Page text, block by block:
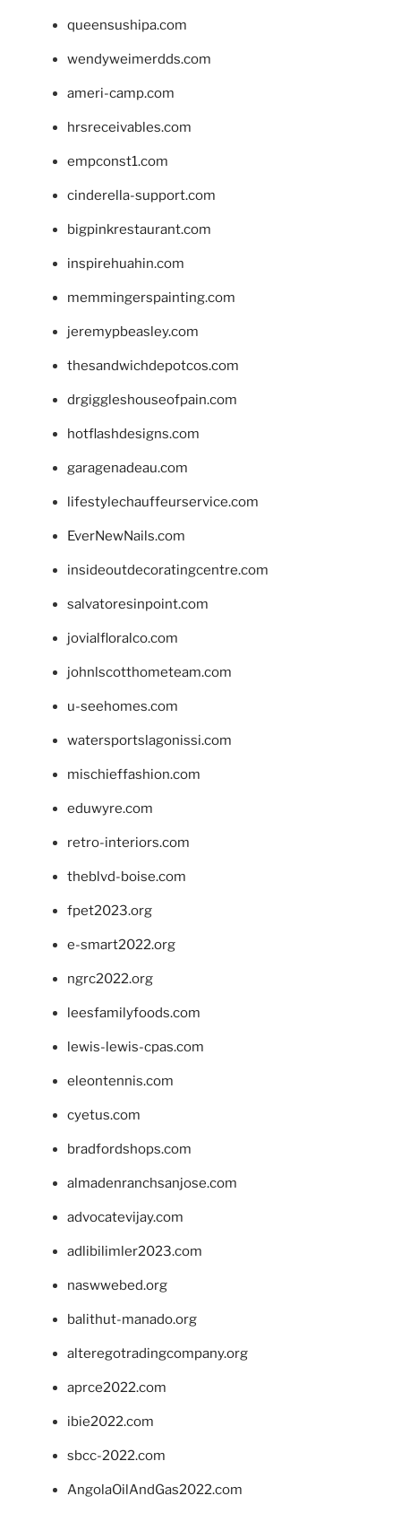
queensushipa.com
wendyweimerdds.com
ameri-camp.com
hrsreceivables.com
empconst1.com
cinderella-support.com
bigpinkrestaurant.com
inspirehuahin.com
memmingerspainting.com
jeremypbeasley.com
thesandwichdepotcos.com
drgiggleshouseofpain.com
hotflashdesigns.com
garagenadeau.com
lifestylechauffeurservice.com
EverNewNails.com
insideoutdecoratingcentre.com
salvatoresinpoint.com
jovialfloralco.com
johnlscotthometeam.com
u-seehomes.com
watersportslagonissi.com
mischieffashion.com
eduwyre.com
retro-interiors.com
theblvd-boise.com
fpet2023.org
e-smart2022.org
ngrc2022.org
leesfamilyfoods.com
lewis-lewis-cpas.com
eleontennis.com
cyetus.com
bradfordshops.com
almadenranchsanjose.com
advocatevijay.com
adlibilimler2023.com
naswwebed.org
balithut-manado.org
alteregotradingcompany.org
aprce2022.com
ibie2022.com
sbcc-2022.com
AngolaOilAndGas2022.com